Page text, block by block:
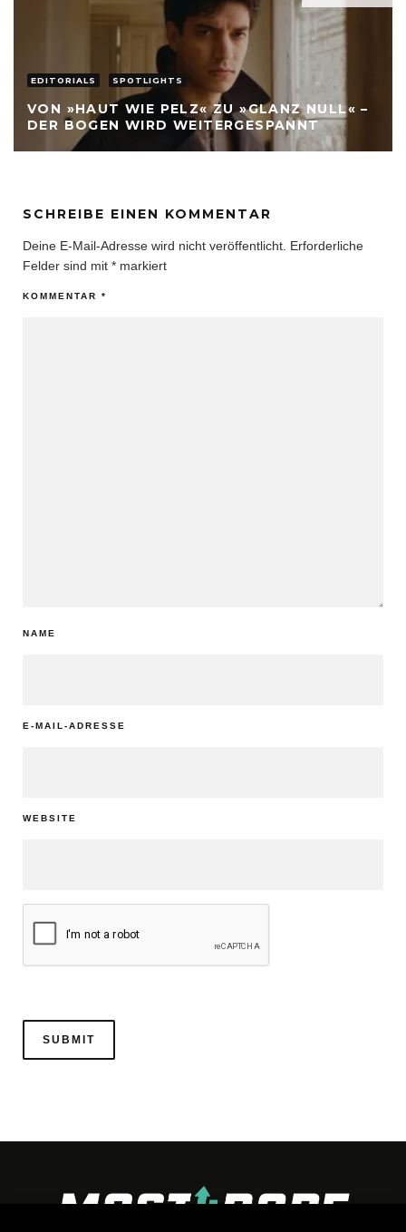
EDITORIALS SPOTLIGHTS
VON »HAUT WIE PELZ« ZU »GLANZ NULL« –
DER BOGEN WIRD WEITERGESPANNT
SCHREIBE EINEN KOMMENTAR
Deine E-Mail-Adresse wird nicht veröffentlicht. Erforderliche
Felder sind mit * markiert
KOMMENTAR *
NAME
E-MAIL-ADRESSE
WEBSITE